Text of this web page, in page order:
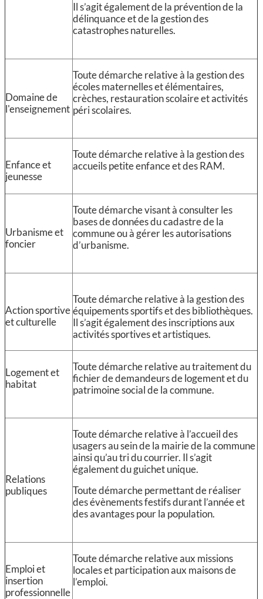
Il s’agit également de la prévention de la
délinquance et de la gestion des
catastrophes naturelles.
Domaine de
l'enseignement
Toute démarche relative à la gestion des
écoles maternelles et élémentaires,
crèches, restauration scolaire et activités
péri scolaires.
Enfance et
jeunesse
Toute démarche relative à la gestion des
accueils petite enfance et des RAM.
Urbanisme et
foncier
Toute démarche visant à consulter les
bases de données du cadastre de la
commune ou à gérer les autorisations
d’urbanisme.
Action sportive
et culturelle
Toute démarche relative à la gestion des
équipements sportifs et des bibliothèques.
Il s’agit également des inscriptions aux
activités sportives et artistiques.
Logement et
habitat
Toute démarche relative au traitement du
fichier de demandeurs de logement et du
patrimoine social de la commune.
Relations
publiques
Toute démarche relative à l’accueil des
usagers au sein de la mairie de la commune
ainsi qu’au tri du courrier. Il s’agit
également du guichet unique.
Toute démarche permettant de réaliser
des évènements festifs durant l’année et
des avantages pour la population.
Emploi et
insertion
professionnelle
Toute démarche relative aux missions
locales et participation aux maisons de
l’emploi.